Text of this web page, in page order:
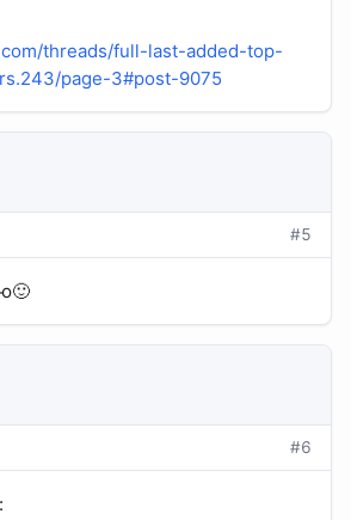
threads/full-last-added-top-
page-3#post-9075
#5
#6